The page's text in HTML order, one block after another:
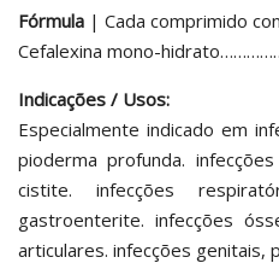
Fórmula | Cada comprimido
Cefalexina mono-
Indicações / Usos:
Especialmente indicado em
pioderma profunda.
cistite. infecções
gastroenterite. infecções
articulares. infecções